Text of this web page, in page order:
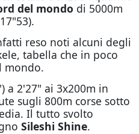
del mondo di 5000m
reso noti alcuni degli
tabella che in poco
mondo.
a 2'27" ai 3x200m in
sugli 800m corse sotto
Il tutto svolto
Sileshi Shine.